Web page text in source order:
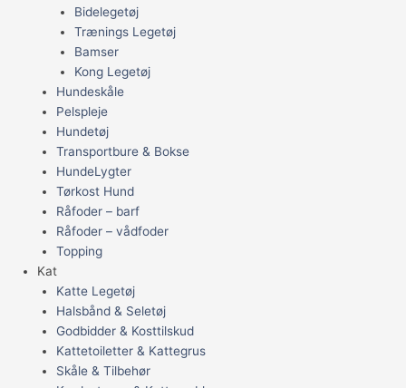
Bidelegetøj
Trænings Legetøj
Bamser
Kong Legetøj
Hundeskåle
Pelspleje
Hundetøj
Transportbure & Bokse
HundeLygter
Tørkost Hund
Råfoder – barf
Råfoder – vådfoder
Topping
Kat
Katte Legetøj
Halsbånd & Seletøj
Godbidder & Kosttilskud
Kattetoiletter & Kattegrus
Skåle & Tilbehør